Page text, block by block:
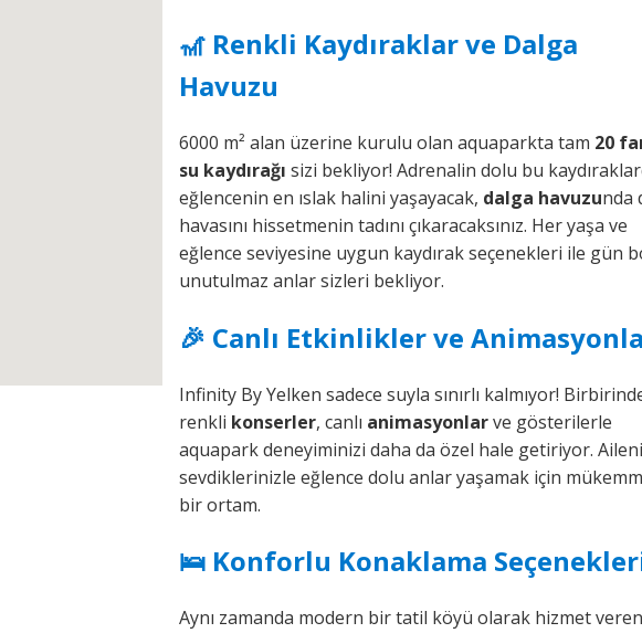
🎢 Renkli Kaydıraklar ve Dalga
Havuzu
6000 m² alan üzerine kurulu olan aquaparkta tam 20
su kaydırağı sizi bekliyor! Adrenalin dolu bu
eğlencenin en ıslak halini yaşayacak, dalga havuzunda
havasını hissetmenin tadını çıkaracaksınız. Her yaşa ve
eğlence seviyesine uygun kaydırak seçenekleri ile gün
unutulmaz anlar sizleri bekliyor.
🎉 Canlı Etkinlikler ve
Infinity By Yelken sadece suyla sınırlı kalmıyor!
renkli konserler, canlı animasyonlarve gösterilerle
aquapark deneyiminizi daha da özel hale getiriyor.
sevdiklerinizle eğlence dolu anlar yaşamak için
bir ortam.
🛌 Konforlu Konaklama
Aynı zamanda modern bir tatil köyü olarak hizmet veren